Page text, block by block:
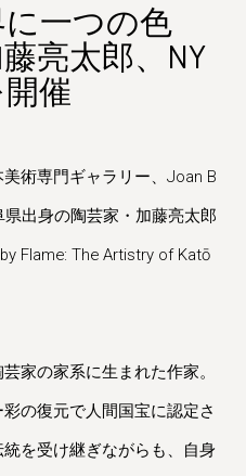
一つの色
亮太郎、NY
催
術専門ギャラリー、Joan B
出身の陶芸家・加藤亮太郎
Flame: The Artistry of Katō
家の家系に生まれた作家。
の復元で人間国宝に認定さ
を受け継ぎながらも、自身